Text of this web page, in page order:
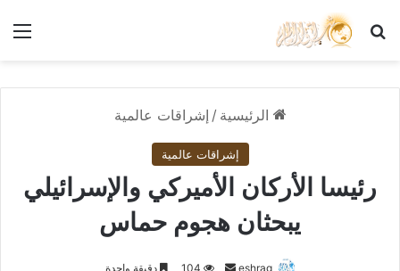
بحث عن
الرئيسية / إشراقات عالمية
إشراقات عالمية
رئيسا الأركان الأميركي والإسرائيلي
يبحثان هجوم حماس
eshrag
أرسل 104 دقيقة واحدة